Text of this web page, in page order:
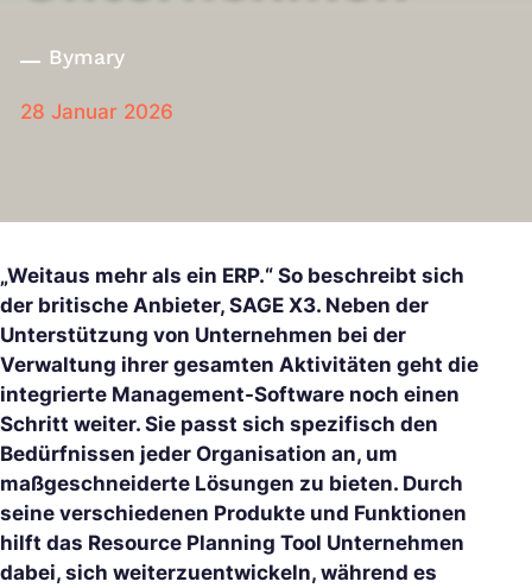
Bymary
28 Januar 2026
„Weitaus mehr als ein ERP.“ So beschreibt sich
der britische Anbieter, SAGE X3. Neben der
Unterstützung von Unternehmen bei der
Verwaltung ihrer gesamten Aktivitäten geht die
integrierte Management-Software noch einen
Schritt weiter. Sie passt sich spezifisch den
Bedürfnissen jeder Organisation an, um
maßgeschneiderte Lösungen zu bieten. Durch
seine verschiedenen Produkte und Funktionen
hilft das Resource Planning Tool Unternehmen
dabei, sich weiterzuentwickeln, während es